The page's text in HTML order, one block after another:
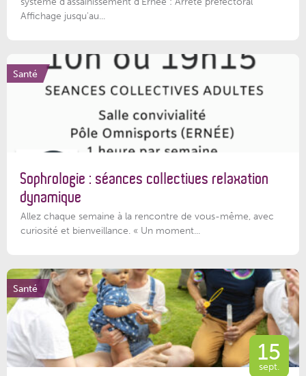
Affichage jusqu'au...
Santé
Sophrologie : séances collectives relaxation
dynamique
Allez chaque semaine à la rencontre de vous-même, avec
curiosité et bienveillance. « Un moment...
Santé
15
sept.